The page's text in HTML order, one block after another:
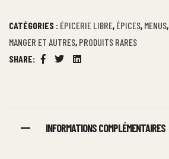
CATÉGORIES : ÉPICERIE LIBRE, ÉPICES, MENUS,
MANGER ET AUTRES, PRODUITS RARES
SHARE:
Facebook
TwitterLinkedin
INFORMATIONS COMPLÉMENTAIRES